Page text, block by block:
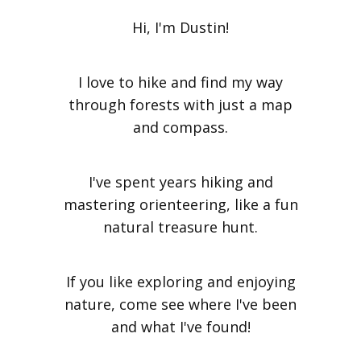
Hi, I'm Dustin!
I love to hike and find my way
through forests with just a map
and compass.
I've spent years hiking and
mastering orienteering, like a fun
natural treasure hunt.
If you like exploring and enjoying
nature, come see where I've been
and what I've found!